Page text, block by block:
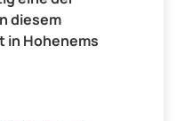
diesem
in Hohenems